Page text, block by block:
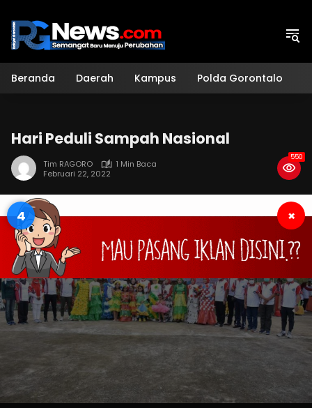
konten
Beranda Daerah Kampus Polda Gorontalo
Hari Peduli Sampah Nasional
Tim RAGORO
1 Min Baca
Februari 22, 2022
550
3 ×